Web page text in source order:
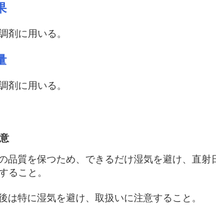
剤に用いる。
剤に用いる。
質を保つため、できるだけ湿気を避け、直射
ること。
特に湿気を避け、取扱いに注意すること。